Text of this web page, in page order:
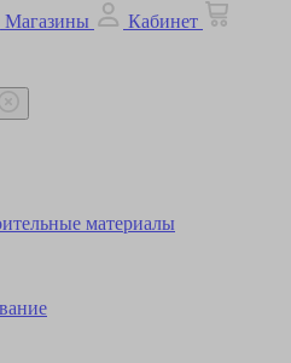
Магазины
Кабинет
материалы